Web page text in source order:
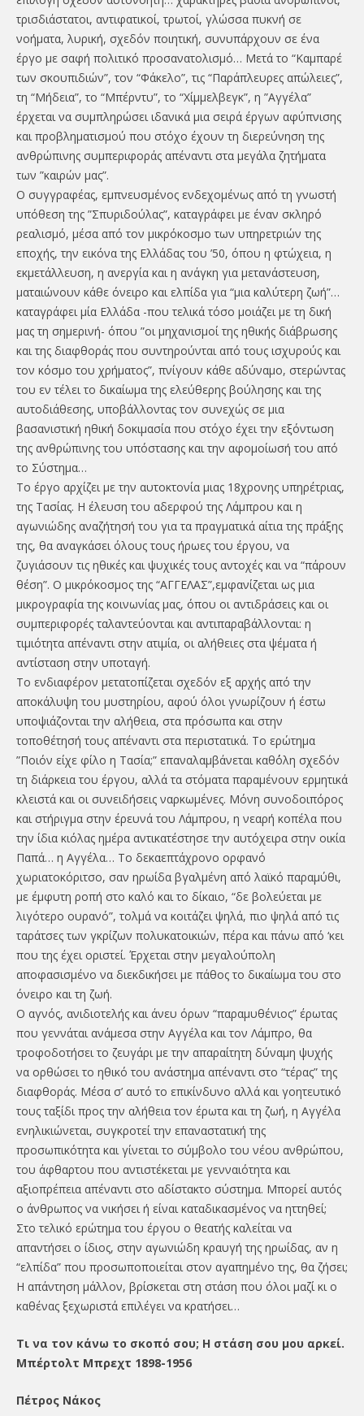
τρισδιάστατοι, αντιφατικοί, τρωτοί, γλώσσα πυκνή σε
νοήματα, λυρική, σχεδόν ποιητική, συνυπάρχουν σε ένα
έργο με σαφή πολιτικό προσανατολισμό… Μετά το “Καμπαρέ
των σκουπιδιών”, τον “Φάκελο”, τις “Παράπλευρες απώλειες”,
τη “Μήδεια”, το “Μπέρντυ”, το “Χίμμελβεγκ”, η ”Αγγέλα”
έρχεται να συμπληρώσει ιδανικά μια σειρά έργων αφύπνισης
και προβληματισμού που στόχο έχουν τη διερεύνηση της
ανθρώπινης συμπεριφοράς απέναντι στα μεγάλα ζητήματα
των ”καιρών μας”.
Ο συγγραφέας, εμπνευσμένος ενδεχομένως από τη γνωστή
υπόθεση της ”Σπυριδούλας”, καταγράφει με έναν σκληρό
ρεαλισμό, μέσα από τον μικρόκοσμο των υπηρετριών της
εποχής, την εικόνα της Ελλάδας του ’50, όπου η φτώχεια, η
εκμετάλλευση, η ανεργία και η ανάγκη για μετανάστευση,
ματαιώνουν κάθε όνειρο και ελπίδα για “μια καλύτερη ζωή”…
καταγράφει μία Ελλάδα -που τελικά τόσο μοιάζει με τη δική
μας τη σημερινή- όπου ”οι μηχανισμοί της ηθικής διάβρωσης
και της διαφθοράς που συντηρούνται από τους ισχυρούς και
τον κόσμο του χρήματος”, πνίγουν κάθε αδύναμο, στερώντας
του εν τέλει το δικαίωμα της ελεύθερης βούλησης και της
αυτοδιάθεσης, υποβάλλοντας τον συνεχώς σε μια
βασανιστική ηθική δοκιμασία που στόχο έχει την εξόντωση
της ανθρώπινης του υπόστασης και την αφομοίωσή του από
το Σύστημα…
Το έργο αρχίζει με την αυτοκτονία μιας 18χρονης υπηρέτριας,
της Τασίας. Η έλευση του αδερφού της Λάμπρου και η
αγωνιώδης αναζήτησή του για τα πραγματικά αίτια της πράξης
της, θα αναγκάσει όλους τους ήρωες του έργου, να
ζυγιάσουν τις ηθικές και ψυχικές τους αντοχές και να “πάρουν
θέση”. Ο μικρόκοσμος της “ΑΓΓΕΛΑΣ”,εμφανίζεται ως μια
μικρογραφία της κοινωνίας μας, όπου οι αντιδράσεις και οι
συμπεριφορές ταλαντεύονται και αντιπαραβάλλονται: η
τιμιότητα απέναντι στην ατιμία, οι αλήθειες στα ψέματα ή
αντίσταση στην υποταγή.
Το ενδιαφέρον μετατοπίζεται σχεδόν εξ αρχής από την
αποκάλυψη του μυστηρίου, αφού όλοι γνωρίζουν ή έστω
υποψιάζονται την αλήθεια, στα πρόσωπα και στην
τοποθέτησή τους απέναντι στα περιστατικά. Το ερώτημα
”Ποιόν είχε φίλο η Τασία;” επαναλαμβάνεται καθ΄όλη σχεδόν
τη διάρκεια του έργου, αλλά τα στόματα παραμένουν ερμητικά
κλειστά και οι συνειδήσεις ναρκωμένες. Μόνη συνοδοιπόρος
και στήριγμα στην έρευνά του Λάμπρου, η νεαρή κοπέλα που
την ίδια κιόλας ημέρα αντικατέστησε την αυτόχειρα στην οικία
Παπά… η Αγγέλα… Το δεκαεπτάχρονο ορφανό
χωριατοκόριτσο, σαν ηρωίδα βγαλμένη από λαϊκό παραμύθι,
με έμφυτη ροπή στο καλό και το δίκαιο, “δε βολεύεται με
λιγότερο ουρανό”, τολμά να κοιτάζει ψηλά, πιο ψηλά από τις
ταράτσες των γκρίζων πολυκατοικιών, πέρα και πάνω από ‘κει
που της έχει οριστεί. Έρχεται στην μεγαλούπολη
αποφασισμένο να διεκδικήσει με πάθος το δικαίωμα του στο
όνειρο και τη ζωή.
Ο αγνός, ανιδιοτελής και άνευ όρων “παραμυθένιος” έρωτας
που γεννάται ανάμεσα στην Αγγέλα και τον Λάμπρο, θα
τροφοδοτήσει το ζευγάρι με την απαραίτητη δύναμη ψυχής
να ορθώσει το ηθικό του ανάστημα απέναντι στο “τέρας” της
διαφθοράς. Μέσα σ’ αυτό το επικίνδυνο αλλά και γοητευτικό
τους ταξίδι προς την αλήθεια τον έρωτα και τη ζωή, η Αγγέλα
ενηλικιώνεται, συγκροτεί την επαναστατική της
προσωπικότητα και γίνεται το σύμβολο του νέου ανθρώπου,
του άφθαρτου που αντιστέκεται με γενναιότητα και
αξιοπρέπεια απέναντι στο αδίστακτο σύστημα. Μπορεί αυτός
ο άνθρωπος να νικήσει ή είναι καταδικασμένος να ηττηθεί;
Στο τελικό ερώτημα του έργου ο θεατής καλείται να
απαντήσει ο ίδιος, στην αγωνιώδη κραυγή της ηρωίδας, αν η
“ελπίδα” που προσωποποιείται στον αγαπημένο της, θα ζήσει;
Η απάντηση μάλλον, βρίσκεται στη στάση που όλοι μαζί κι ο
καθένας ξεχωριστά επιλέγει να κρατήσει…
Τι να τον κάνω το σκοπό σου; Η στάση σου μου αρκεί.
Μπέρτολτ Μπρεχτ 1898-1956
Πέτρος Νάκος